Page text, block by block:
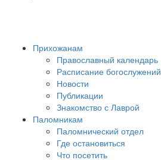
Прихожанам
Православный календарь
Расписание богослужений
Новости
Публикации
Знакомство с Лаврой
Паломникам
Паломнический отдел
Где остановиться
Что посетить